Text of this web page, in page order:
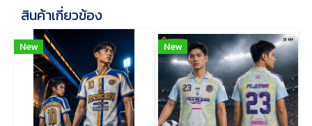
สินค้าเกี่ยวข้อง
New New